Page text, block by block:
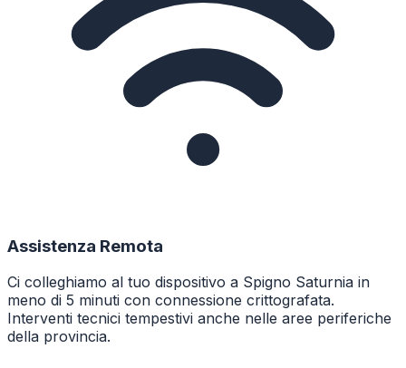
Assistenza Remota
Ci colleghiamo al tuo dispositivo a Spigno Saturnia in
meno di 5 minuti con connessione crittografata.
Interventi tecnici tempestivi anche nelle aree periferiche
della provincia.